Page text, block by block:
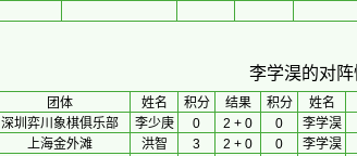
李学淏的对
团体 姓名 积分 结果 积分 姓名
深圳弈川象棋俱乐部 李少庚 0 2 + 0 0 李学淏
上海金外滩 洪智 3 2 + 0 0 李学淏